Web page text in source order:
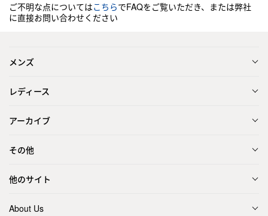
ご不明な点についてはこちらでFAQをご覧いただき、または弊社
に直接お問い合わせください
メンズ
レディース
アーカイブ
その他
他のサイト
About Us